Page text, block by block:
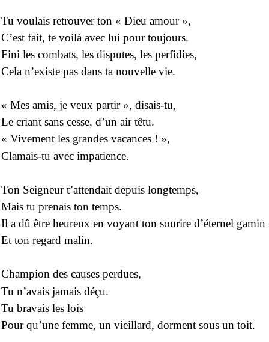
Tu voulais retrouver ton « Dieu amour »,
C’est fait, te voilà avec lui pour toujours.
Fini les combats, les disputes, les perfidies,
Cela n’existe pas dans ta nouvelle vie.
« Mes amis, je veux partir », disais-tu,
Le criant sans cesse, d’un air têtu.
« Vivement les grandes vacances ! »,
Clamais-tu avec impatience.
Ton Seigneur t’attendait depuis longtemps,
Mais tu prenais ton temps.
Il a dû être heureux en voyant ton sourire d’éternel gamin
Et ton regard malin.
Champion des causes perdues,
Tu n’avais jamais déçu.
Tu bravais les lois
Pour qu’une femme, un vieillard, dorment sous un toit.